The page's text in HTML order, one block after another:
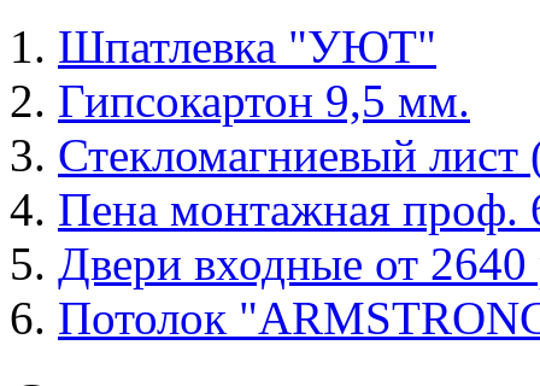
Шпатлевка "УЮТ"
Гипсокартон 9,5 мм.
Стекломагниевый
Пена монтажная проф.
Двери входные от 2640
Потолок